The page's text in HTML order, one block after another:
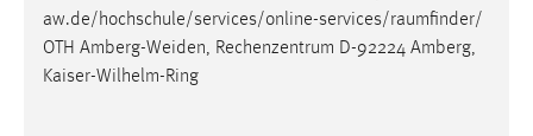
aw.de/hochschule/services/online-services/raumfinder/
OTH Amberg-Weiden, Rechenzentrum D-92224 Amberg,
Kaiser-Wilhelm-Ring